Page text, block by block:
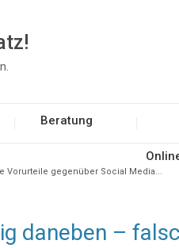
Beratung
Vorurteile gegenüber Social Media...
daneben –